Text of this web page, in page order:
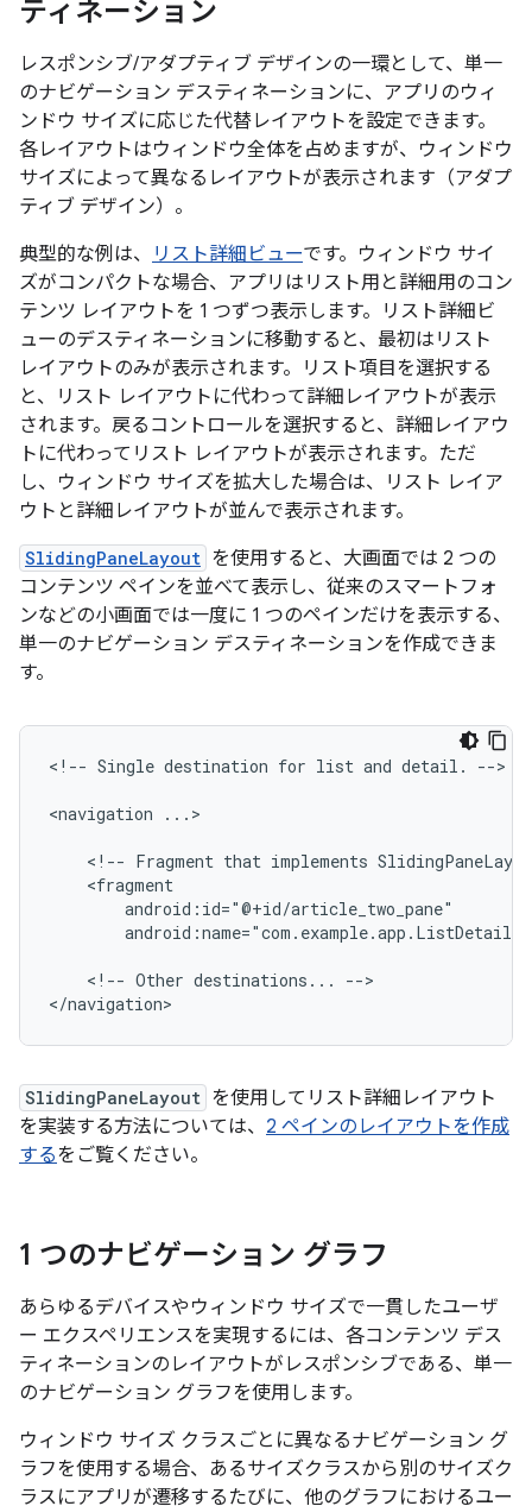
ティネーション
レスポンシブ/アダプティブ デザインの一環として、単一
のナビゲーション デスティネーションに、アプリのウィ
ンドウ サイズに応じた代替レイアウトを設定できます。
各レイアウトはウィンドウ全体を占めますが、ウィンドウ
サイズによって異なるレイアウトが表示されます（アダプ
ティブ デザイン）。
典型的な例は、
リスト詳細ビューです。ウィンドウ サイ
ズがコンパクトな場合、アプリはリスト用と詳細用のコン
テンツ レイアウトを 1 つずつ表示します。リスト詳細ビ
ューのデスティネーションに移動すると、最初はリスト
レイアウトのみが表示されます。リスト項目を選択する
と、リスト レイアウトに代わって詳細レイアウトが表示
されます。戻るコントロールを選択すると、詳細レイアウ
トに代わってリスト レイアウトが表示されます。ただ
し、ウィンドウ サイズを拡大した場合は、リスト レイア
ウトと詳細レイアウトが並んで表示されます。
SlidingPaneLayout を使用すると、大画面では 2 つの
コンテンツ ペインを並べて表示し、従来のスマートフォ
ンなどの小画面では一度に 1 つのペインだけを表示する、
単一のナビゲーション デスティネーションを作成できま
す。
<!-- Single destination for list and detail. -->
<navigation ...>
<!-- Fragment that implements
<!-- Other destinations...
-->
SlidingPaneLayout を使用してリスト詳細レイアウト
を実装する方法については、 2 ペインのレイアウトを作成
するをご覧ください。
1 つのナビゲーション グラフ
あらゆるデバイスやウィンドウ サイズで一貫したユーザ
ー エクスペリエンスを実現するには、各コンテンツ デス
ティネーションのレイアウトがレスポンシブである、単一
のナビゲーション グラフを使用します。
ウィンドウ サイズ クラスごとに異なるナビゲーション グ
ラフを使用する場合、あるサイズクラスから別のサイズク
ラスにアプリが遷移するたびに、他のグラフにおけるユー